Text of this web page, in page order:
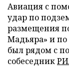
Авиация с
удар по
размещения
Мадьяра» и
был рядом с
собеседник